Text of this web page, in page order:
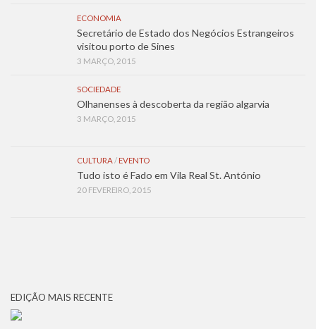
ECONOMIA
Secretário de Estado dos Negócios Estrangeiros
visitou porto de Sines
3 MARÇO, 2015
SOCIEDADE
Olhanenses à descoberta da região algarvia
3 MARÇO, 2015
CULTURA/ EVENTO
Tudo isto é Fado em Vila Real St. António
20 FEVEREIRO, 2015
EDIÇÃO MAIS RECENTE